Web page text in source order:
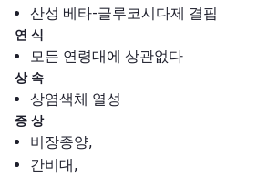
산성 베타-글루코시다제 결핍
연식
모든 연령대에 상관없다
상속
상염색체 열성
증상
비장종양,
간비대,